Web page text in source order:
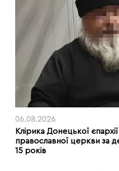
06.08.2026
Клірика Донецької
православної церкви за
15 років